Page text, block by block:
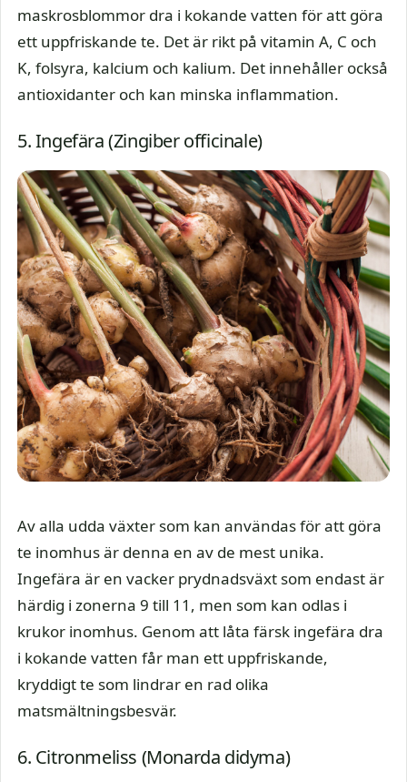
maskrosblommor dra i kokande vatten för att göra
ett uppfriskande te. Det är rikt på vitamin A, C och
K, folsyra, kalcium och kalium. Det innehåller också
antioxidanter och kan minska inflammation.
5. Ingefära (Zingiber officinale)
Av alla udda växter som kan användas för att göra
te inomhus är denna en av de mest unika.
Ingefära är en vacker prydnadsväxt som endast är
härdig i zonerna 9 till 11, men som kan odlas i
krukor inomhus. Genom att låta färsk ingefära dra
i kokande vatten får man ett uppfriskande,
kryddigt te som lindrar en rad olika
matsmältningsbesvär.
6. Citronmeliss (Monarda didyma)